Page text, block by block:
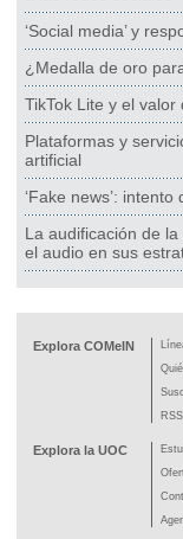
‘Social media’ y
¿Medalla de oro
TikTok Lite y el
Plataformas y
artificial
‘Fake news’:
La audificación de
el audio en sus
Explora COMeIN
RSS
Explora la UOC